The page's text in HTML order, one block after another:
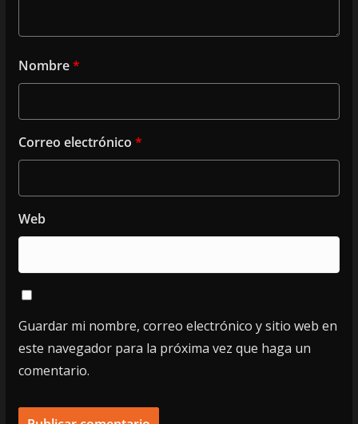
Nombre*
Correo electrónico *
Web
Guardar mi nombre, correo electrónico y sitio web en
este navegador para la próxima vez que haga un
comentario.